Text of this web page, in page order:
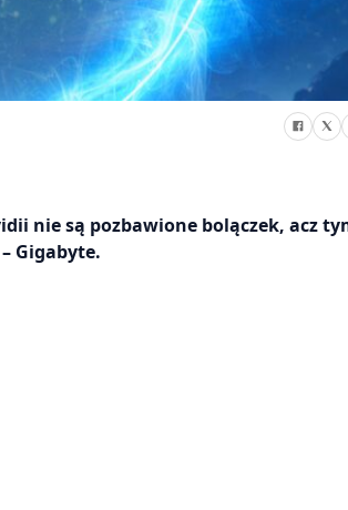
nie są pozbawione bolączek, acz
Gigabyte.